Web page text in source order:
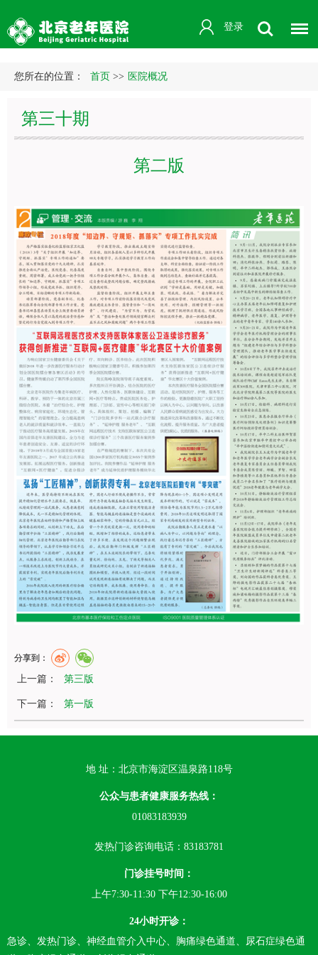
登录
您所在的位置： 首页 >> 医院概况
第三十期
第二版
分享到：
上一篇： 第三版
下一篇： 第一版
地 址：北京市海淀区温泉路118号
公众与患者健康服务热线：
01083183939
发热门诊咨询电话：83183781
门诊挂号时间：
上午7:30-11:30 下午12:30-16:00
24小时开诊：
急诊、发热门诊、神经血管介入中心、胸痛绿色通道、尿石症绿色通